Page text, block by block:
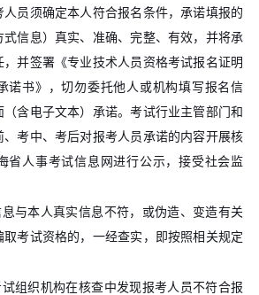
员须确定本人符合报名条件，承诺填报的
信息）真实、准确、完整、有效，并将承
并签署《专业技术人员资格考试报名证明
诺书》，切勿委托他人或机构填写报名信
含电子文本）承诺。考试行业主管部门和
、考中、考后对报考人员承诺的内容开展核
省人事考试信息网进行公示，接受社会监
与本人真实信息不符，或伪造、变造有关
考试资格的，一经查实，即按照相关规定
试组织机构在核查中发现报考人员不符合报